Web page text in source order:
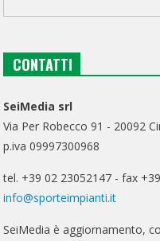
CONTATTI
SeiMedia srl
Via Per Robecco 91 - 20092
p.iva 09997300968
tel. +39 02 23052147 - fax
info@sporteimpianti.it
SeiMedia è aggiornamento,